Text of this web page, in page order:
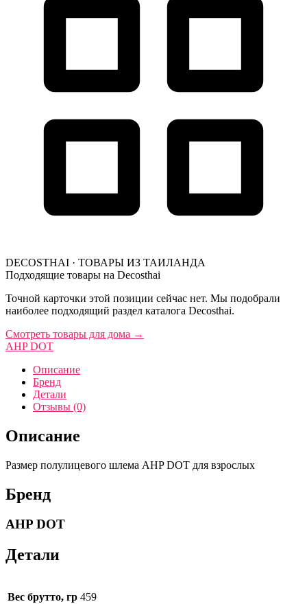
DECOSTHAI · ТОВАРЫ ИЗ ТАИЛАНДА
Подходящие товары на Decosthai
Точной карточки этой позиции сейчас нет. Мы подобрали
наиболее подходящий раздел каталога Decosthai.
Смотреть товары для дома →
AHP DOT
Описание
Бренд
Детали
Отзывы (0)
Описание
Размер полулицевого шлема AHP DOT для взрослых
Бренд
AHP DOT
Детали
Вес брутто, гр 459